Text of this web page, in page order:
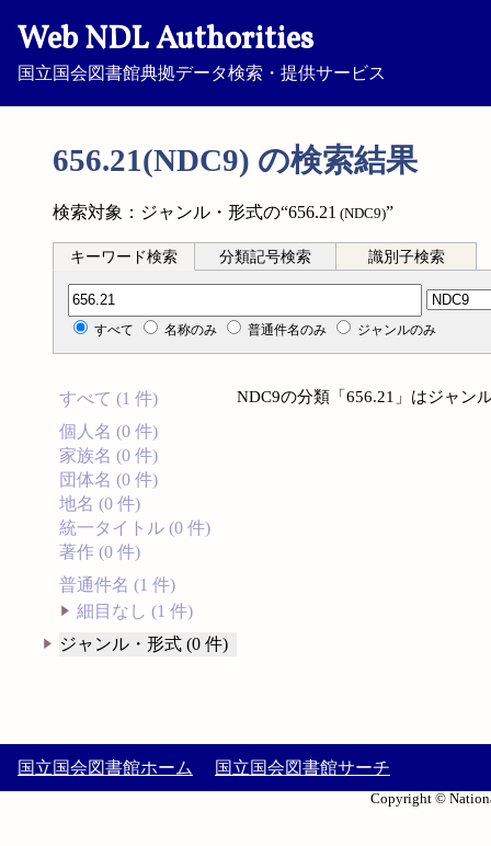
Web NDL Authorities
国立国会図書館典拠データ検索・提供サービス
656.21(NDC9) の検索結果
検索対象：ジャンル・形式の“656.21 (NDC9)”
キーワード検索 分類記号検索 識別子検索
分類記号検索
すべて 名称のみ 普通件名のみ ジャンルのみ
すべて (1 件)
個人名 (0 件)
家族名 (0 件)
団体名 (0 件)
地名 (0 件)
統一タイトル (0 件)
著作 (0 件)
普通件名 (1 件)
細目なし (1 件)
ジャンル・形式 (0 件)
NDC9の分類「656.21」はジャン
国立国会図書館ホーム 国立国会図書館サーチ
Copyright ©